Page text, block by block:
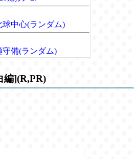
中心(ランダム)
備(ランダム)
編](R,PR)